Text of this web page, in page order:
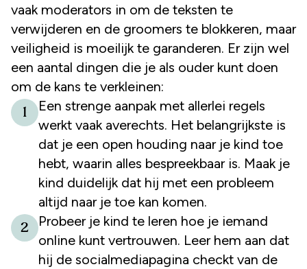
vaak moderators in om de teksten te
verwijderen en de groomers te blokkeren, maar
veiligheid is moeilijk te garanderen. Er zijn wel
een aantal dingen die je als ouder kunt doen
om de kans te verkleinen:
1
Een strenge aanpak met allerlei regels
werkt vaak averechts. Het belangrijkste is
dat je een open houding naar je kind toe
hebt, waarin alles bespreekbaar is. Maak je
kind duidelijk dat hij met een probleem
altijd naar je toe kan komen.
2
Probeer je kind te leren hoe je iemand
online kunt vertrouwen. Leer hem aan dat
hij de socialmediapagina checkt van de